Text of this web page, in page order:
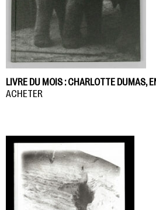
LIVRE DU MOIS : CHARLOTTE DUMAS,
ACHETER